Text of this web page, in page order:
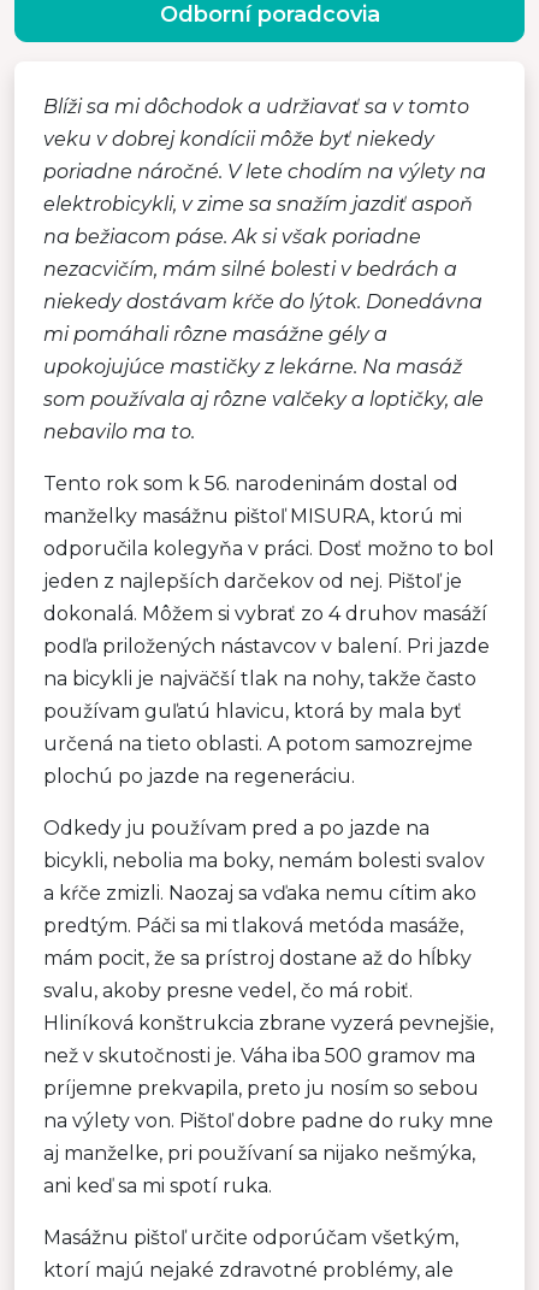
Blíži sa mi dôchodok a udržiavať sa v tomto
veku v dobrej kondícii môže byť niekedy
poriadne náročné. V lete chodím na výlety na
elektrobicykli, v zime sa snažím jazdiť aspoň
na bežiacom páse. Ak si však poriadne
nezacvičím, mám silné bolesti v bedrách a
niekedy dostávam kŕče do lýtok. Donedávna
mi pomáhali rôzne masážne gély a
upokojujúce mastičky z lekárne. Na masáž
som používala aj rôzne valčeky a loptičky, ale
nebavilo ma to.
Tento rok som k 56. narodeninám dostal od
manželky masážnu pištoľ MISURA, ktorú mi
odporučila kolegyňa v práci. Dosť možno to bol
jeden z najlepších darčekov od nej. Pištoľ je
dokonalá. Môžem si vybrať zo 4 druhov masáží
podľa priložených nástavcov v balení. Pri jazde
na bicykli je najväčší tlak na nohy, takže často
používam guľatú hlavicu, ktorá by mala byť
určená na tieto oblasti. A potom samozrejme
plochú po jazde na regeneráciu.
Odkedy ju používam pred a po jazde na
bicykli, nebolia ma boky, nemám bolesti svalov
a kŕče zmizli. Naozaj sa vďaka nemu cítim ako
predtým. Páči sa mi tlaková metóda masáže,
mám pocit, že sa prístroj dostane až do hĺbky
svalu, akoby presne vedel, čo má robiť.
Hliníková konštrukcia zbrane vyzerá pevnejšie,
než v skutočnosti je. Váha iba 500 gramov ma
príjemne prekvapila, preto ju nosím so sebou
na výlety von. Pištoľ dobre padne do ruky mne
aj manželke, pri používaní sa nijako nešmýka,
ani keď sa mi spotí ruka.
Masážnu pištoľ určite odporúčam všetkým,
ktorí majú nejaké zdravotné problémy, ale
Odborní poradcovia